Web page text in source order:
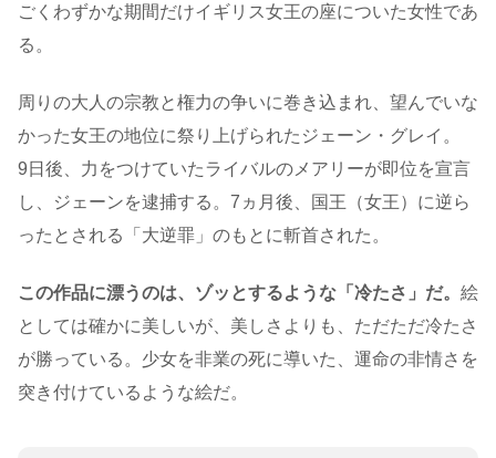
ごくわずかな期間だけイギリス女王の座についた女性であ
る。
周りの大人の宗教と権力の争いに巻き込まれ、望んでいな
かった女王の地位に祭り上げられたジェーン・グレイ。
9日後、力をつけていたライバルのメアリーが即位を宣言
し、ジェーンを逮捕する。7ヵ月後、国王（女王）に逆ら
ったとされる「大逆罪」のもとに斬首された。
この作品に漂うのは、ゾッとするような「冷たさ」だ。 絵
としては確かに美しいが、美しさよりも、ただただ冷たさ
が勝っている。少女を非業の死に導いた、運命の非情さを
突き付けているような絵だ。